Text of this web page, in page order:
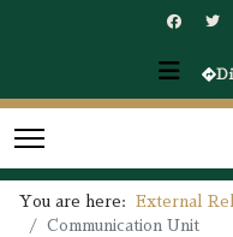
You are here: External
Communication Unit